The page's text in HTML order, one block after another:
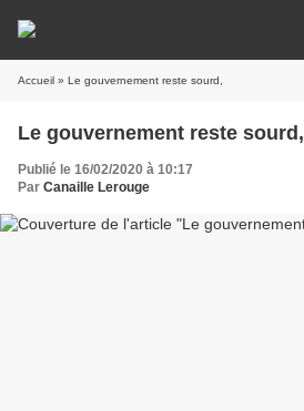
Accueil » Le gouvernement reste sourd,
Le gouvernement reste sourd,
Publié le 16/02/2020 à 10:17
Par Canaille Lerouge